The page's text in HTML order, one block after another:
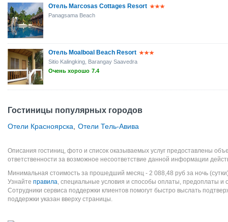
Отель Marcosas Cottages Resort
Panagsama Beach
Отель Moalboal Beach Resort
Sitio Kalingking, Barangay Saavedra
Очень хорошо 7.4
Гостиницы популярных городов
Отели Красноярска Отели Тель-Авива
Описания гостиниц, фото и список оказываемых услуг предоставлены
ответственности за возможное несоответствие данной информации
Минимальная стоимость за прошедший месяц - 2 088,48 руб за ночь
Узнайте правила, специальные условия и способы оплаты, предоплаты и
Сотрудники сервиса поддержки клиентов помогут быстро выслать
поддержки указан вверху страницы.